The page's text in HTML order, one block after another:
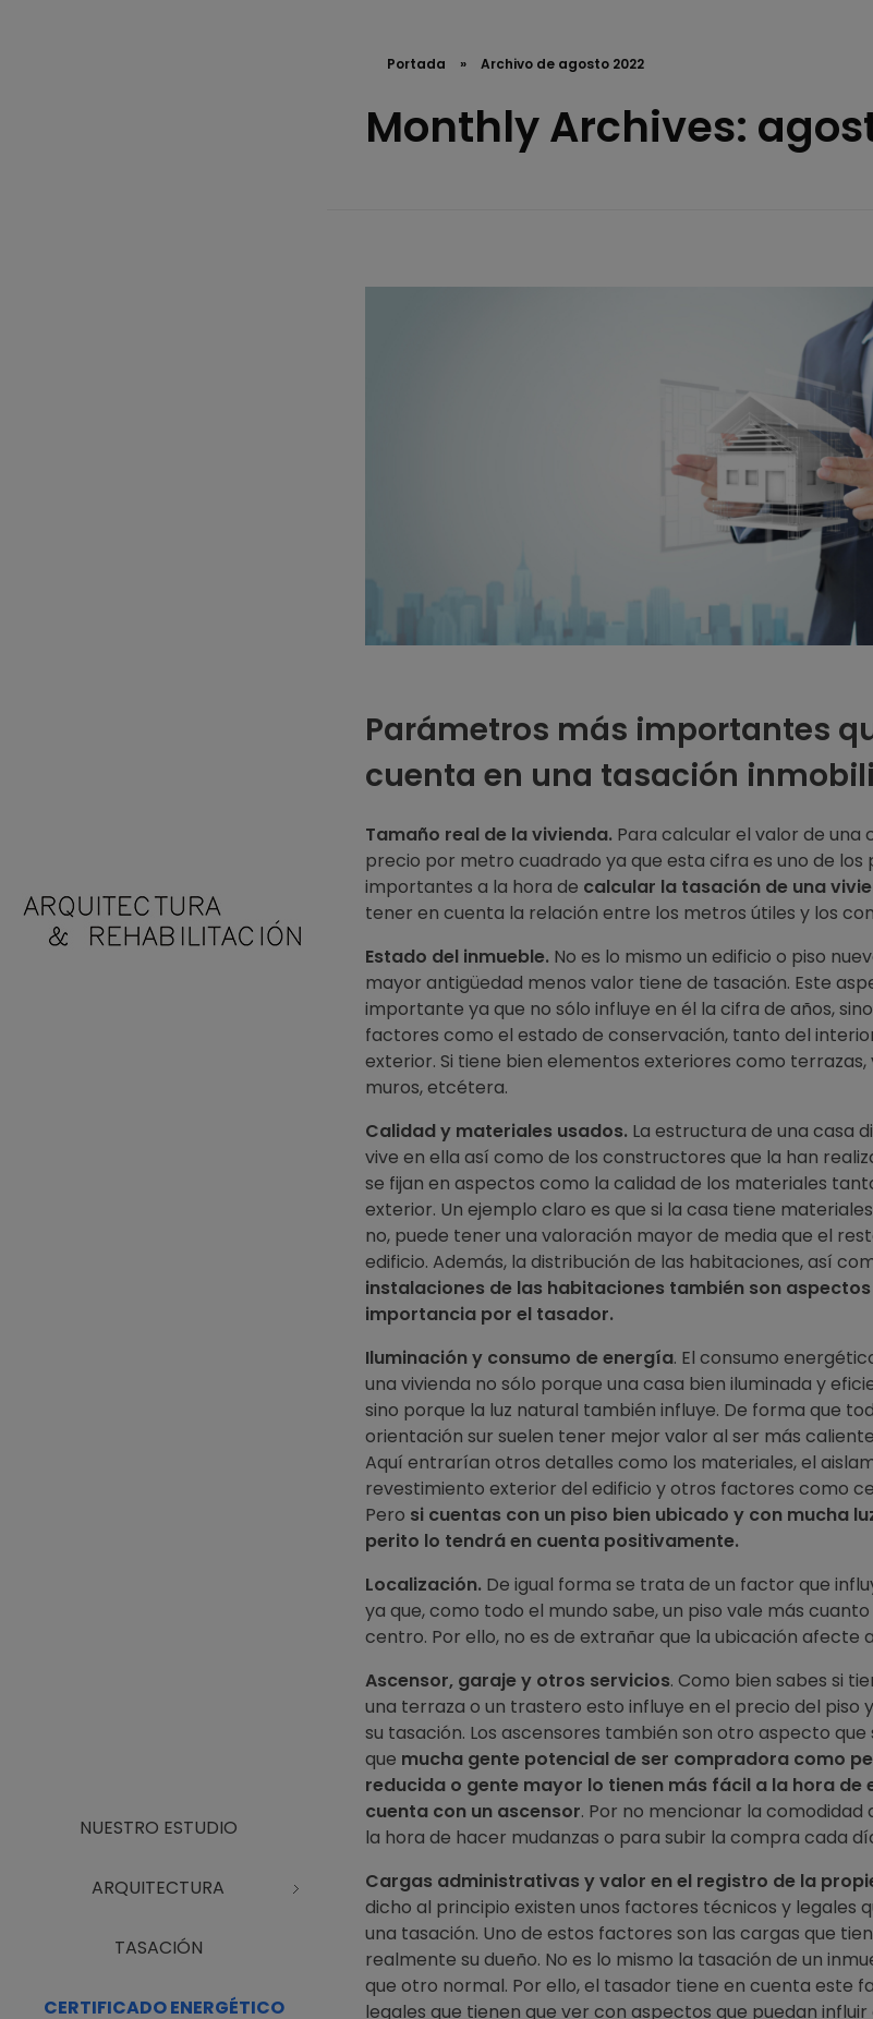
NUESTRO ESTUDIO
ARQUITECTURA
TASACIÓN
CERTIFICADO ENERGÉTICO
Portada » Archivo de agosto 2022
Monthly Archives:
Parámetros más importantes
cuenta en una tasación
Tamaño real de la vivienda. Para calcular el valor de una
precio por metro cuadrado ya que esta cifra es uno de
importantes a la hora de calcular la tasación de una
tener en cuenta la relación entre los metros útiles y los
Estado del inmueble. No es lo mismo un edificio o piso
mayor antigüedad menos valor tiene de tasación. Este
importante ya que no sólo influye en él la cifra de años,
factores como el estado de conservación, tanto del
exterior. Si tiene bien elementos exteriores como terrazas,
muros, etcétera.
Calidad y materiales usados. La estructura de una casa
vive en ella así como de los constructores que la han
se fijan en aspectos como la calidad de los materiales
exterior. Un ejemplo claro es que si la casa tiene
no, puede tener una valoración mayor de media que el
edificio. Además, la distribución de las habitaciones, así
instalaciones de las habitaciones también son
importancia por el tasador.
Iluminación y consumo de energía. El consumo
una vivienda no sólo porque una casa bien iluminada y
sino porque la luz natural también influye. De forma que
orientación sur suelen tener mejor valor al ser más
Aquí entrarían otros detalles como los materiales, el
revestimiento exterior del edificio y otros factores como
Pero si cuentas con un piso bien ubicado y con mucha
perito lo tendrá en cuenta positivamente.
Localización. De igual forma se trata de un factor que
ya que, como todo el mundo sabe, un piso vale más
centro. Por ello, no es de extrañar que la ubicación afecte
Ascensor, garaje y otros servicios. Como bien sabes si
una terraza o un trastero esto influye en el precio del piso
su tasación. Los ascensores también son otro aspecto que
que mucha gente potencial de ser compradora como
reducida o gente mayor lo tienen más fácil a la hora de
cuenta con un ascensor. Por no mencionar la
la hora de hacer mudanzas o para subir la compra cada
Cargas administrativas y valor en el registro de la
dicho al principio existen unos factores técnicos y legales
una tasación. Uno de estos factores son las cargas que
realmente su dueño. No es lo mismo la tasación de un
que otro normal. Por ello, el tasador tiene en cuenta este
legales que tienen que ver con aspectos que puedan